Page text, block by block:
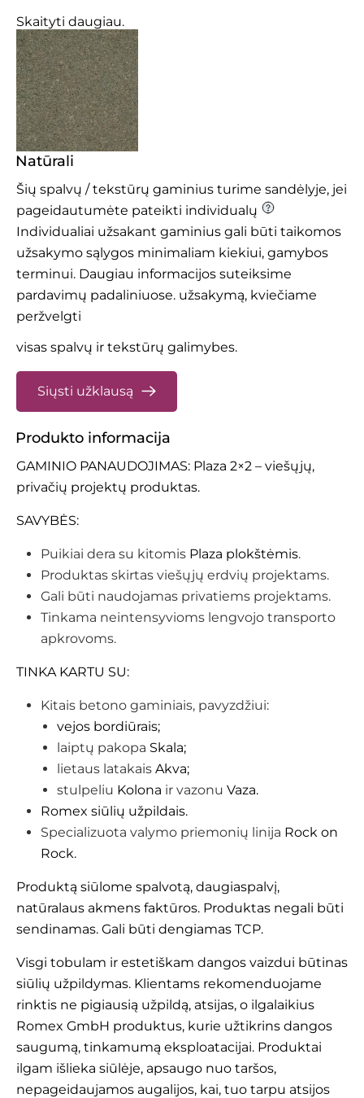
Skaityti daugiau.
Natūrali
Šių spalvų / tekstūrų gaminius turime sandėlyje, jei
pageidautumėte pateikti individualų
Individualiai užsakant gaminius gali būti taikomos
užsakymo sąlygos minimaliam kiekiui, gamybos
terminui. Daugiau informacijos suteiksime
pardavimų padaliniuose. užsakymą, kviečiame
peržvelgti
visas spalvų ir tekstūrų galimybes.
Siųsti užklausą
Produkto informacija
GAMINIO PANAUDOJIMAS: Plaza 2×2 – viešųjų,
privačių projektų produktas.
SAVYBĖS:
Puikiai dera su kitomis Plaza plokštėmis.
Produktas skirtas viešųjų erdvių projektams.
Gali būti naudojamas privatiems projektams.
Tinkama neintensyvioms lengvojo transporto
apkrovoms.
TINKA KARTU SU:
Kitais betono gaminiais, pavyzdžiui:
vejos bordiūrais;
laiptų pakopa Skala;
lietaus latakais Akva;
stulpeliu Kolona ir vazonu Vaza.
Romex siūlių užpildais.
Specializuota valymo priemonių linija Rock on
Rock.
Produktą siūlome spalvotą, daugiaspalvį,
natūralaus akmens faktūros. Produktas negali būti
sendinamas. Gali būti dengiamas TCP.
Visgi tobulam ir estetiškam dangos vaizdui būtinas
siūlių užpildymas. Klientams rekomenduojame
rinktis ne pigiausią užpildą, atsijas, o ilgalaikius
Romex GmbH produktus, kurie užtikrins dangos
saugumą, tinkamumą eksploatacijai. Produktai
ilgam išlieka siūlėje, apsaugo nuo taršos,
nepageidaujamos augalijos, kai, tuo tarpu atsijos